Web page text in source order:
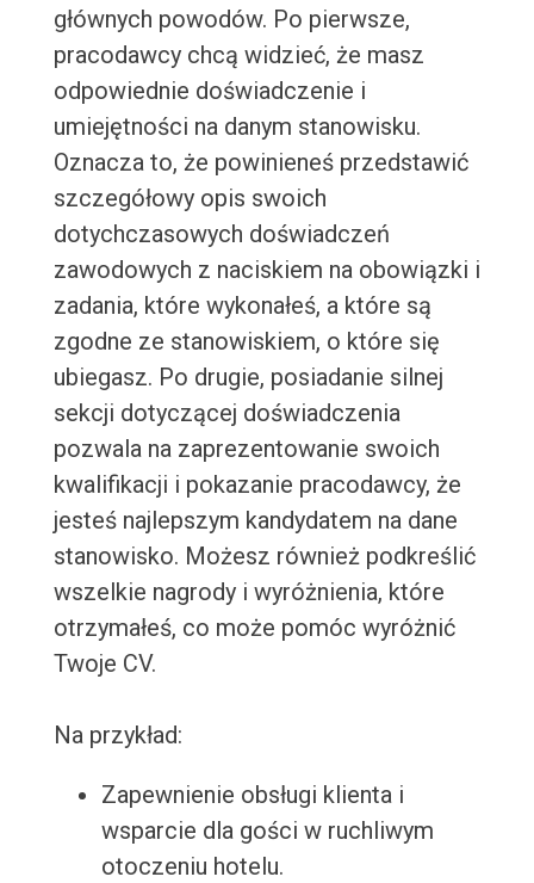
głównych powodów. Po pierwsze,
pracodawcy chcą widzieć, że masz
odpowiednie doświadczenie i
umiejętności na danym stanowisku.
Oznacza to, że powinieneś przedstawić
szczegółowy opis swoich
dotychczasowych doświadczeń
zawodowych z naciskiem na obowiązki i
zadania, które wykonałeś, a które są
zgodne ze stanowiskiem, o które się
ubiegasz. Po drugie, posiadanie silnej
sekcji dotyczącej doświadczenia
pozwala na zaprezentowanie swoich
kwalifikacji i pokazanie pracodawcy, że
jesteś najlepszym kandydatem na dane
stanowisko. Możesz również podkreślić
wszelkie nagrody i wyróżnienia, które
otrzymałeś, co może pomóc wyróżnić
Twoje CV.
Na przykład:
Zapewnienie obsługi klienta i
wsparcie dla gości w ruchliwym
otoczeniu hotelu.